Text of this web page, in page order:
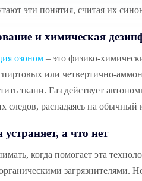
эти понятия, считая их
и химическая
озоном – это физико-
или четвертично-
ткани. Газ действует
следов, распадаясь на обычный
устраняет, а что нет
когда помогает эта
загрязнителями.